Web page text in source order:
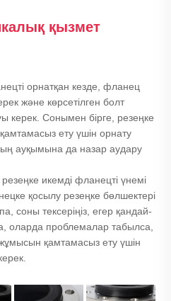
қызмет
орнатқан кезде, фланец
және көрсетілген болт
керек. Сонымен бірге, резеңке
ету үшін орнату
ауқымына да назар аудару
икемді фланецті үнемі
қосылу резеңке бөлшектері
соны тексеріңіз, егер қандай-
оларда проблемалар табылса,
қамтамасыз ету үшін